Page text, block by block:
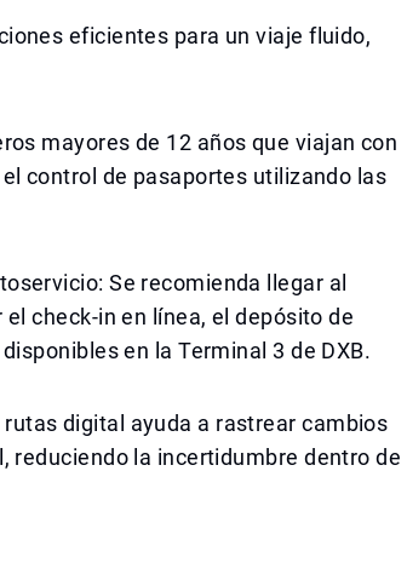
eficientes para un viaje fluido,
mayores de 12 años que viajan con
control de pasaportes utilizando las
Se recomienda llegar al
check-in en línea, el depósito de
en la Terminal 3 de DXB.
digital ayuda a rastrear cambios
reduciendo la incertidumbre dentro de